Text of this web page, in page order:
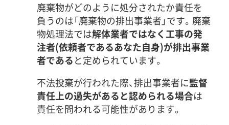
廃棄物がどのように処分されたか責任を
負うのは「廃棄物の排出事業者」です。廃棄
物処理法では解体業者ではなく工事の発
注者(依頼者であるあなた自身)が排出事業
者であると定められています。
不法投棄が行われた際、排出事業者に監督
責任上の過失があると認められる場合は
責任を問われる可能性があります。